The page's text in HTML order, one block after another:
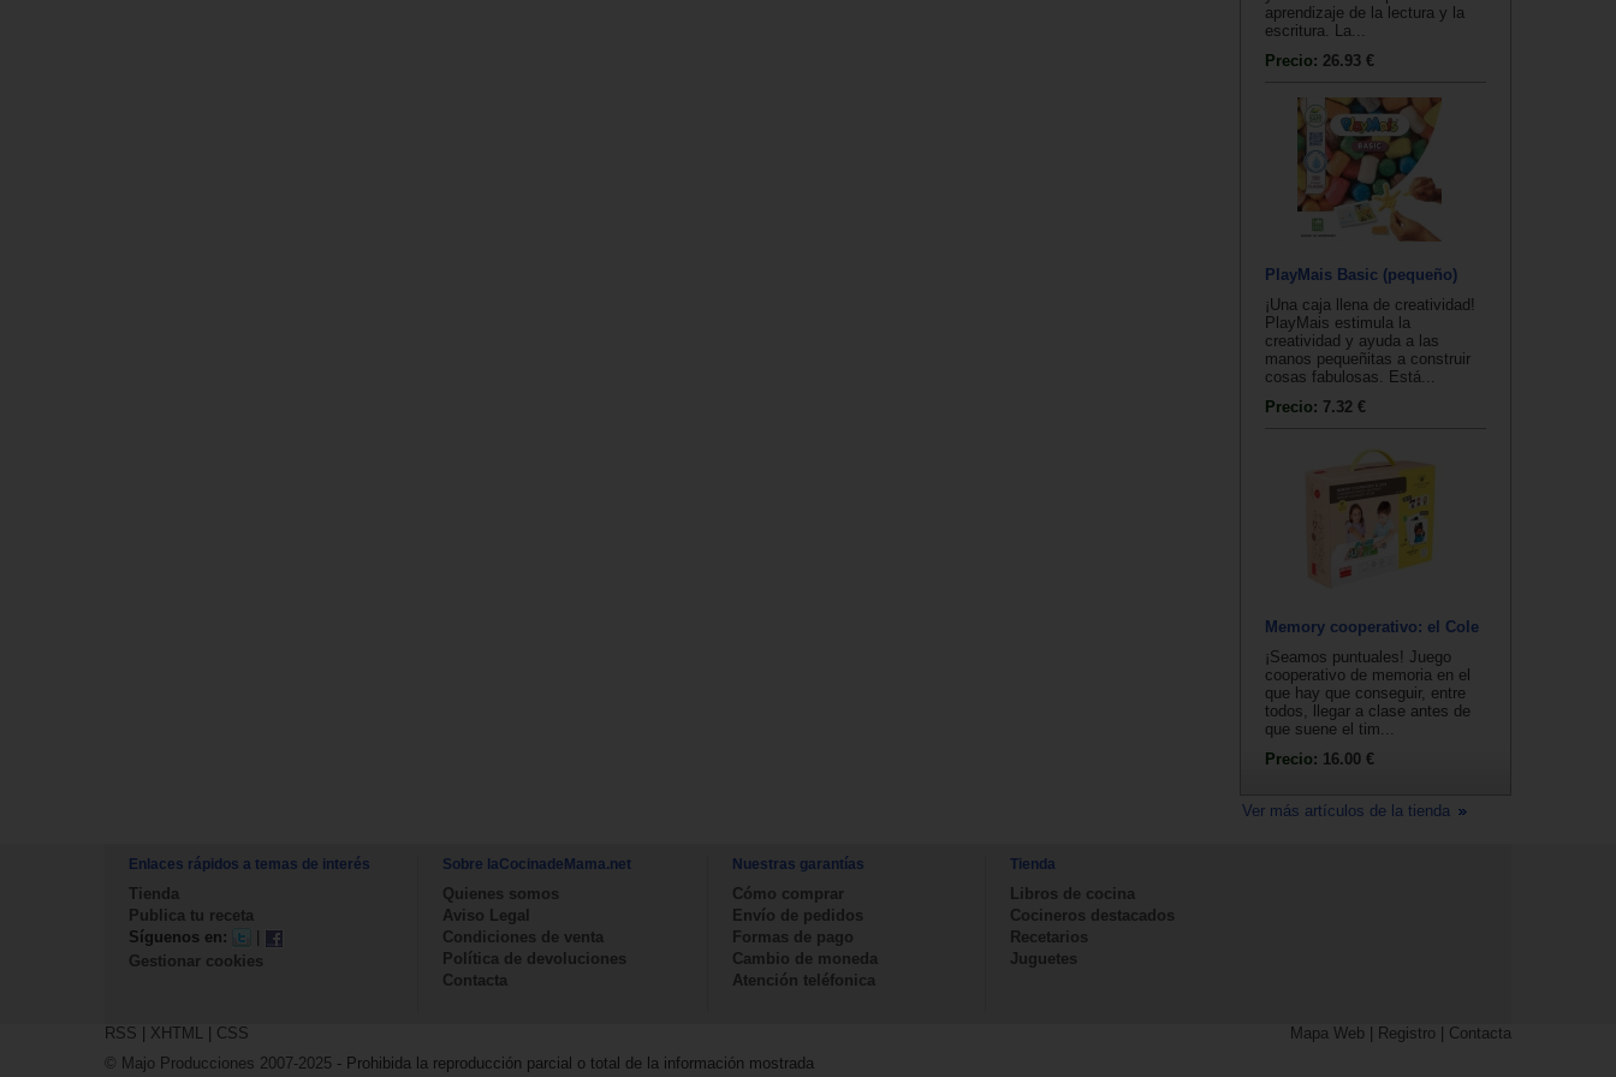
aprendizaje de la lectura y la
escritura. La...
Precio: 26.93 €
PlayMais Basic (pequeño)
¡Una caja llena de creatividad!
PlayMais estimula la
creatividad y ayuda a las
manos pequeñitas a construir
cosas fabulosas. Está...
Precio: 7.32 €
Memory cooperativo: el Cole
¡Seamos puntuales! Juego
cooperativo de memoria en el
que hay que conseguir, entre
todos, llegar a clase antes de
que suene el tim...
Precio: 16.00 €
Ver más artículos de la tienda
Enlaces rápidos a temas de interés
Tienda
Publica tu receta
Síguenos en:
Gestionar cookies
Sobre laCocinadeMama.net
Quienes somos
Aviso Legal
Condiciones de venta
Política de devoluciones
Contacta
Nuestras garantías
Cómo comprar
Envío de pedidos
Formas de pago
Cambio de moneda
Atención teléfonica
Tienda
Libros de cocina
Cocineros destacados
Recetarios
Juguetes
RSS XHTML CSS Mapa Web Registro
Contacta
© Majo Producciones 2007-2025 - Prohibida la reproducción parcial o total de la información mostrada